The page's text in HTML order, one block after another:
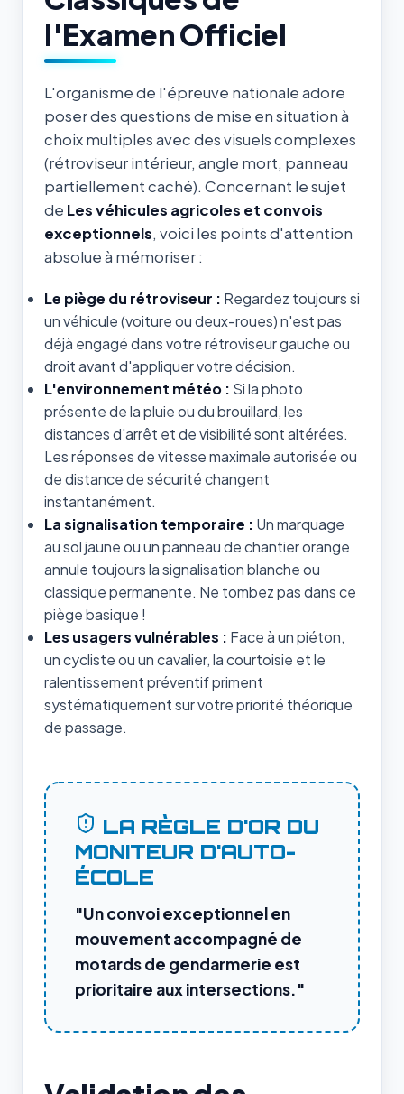
l'Examen Officiel
L'organisme de l'épreuve nationale adore
poser des questions de mise en situation à
choix multiples avec des visuels complexes
(rétroviseur intérieur, angle mort, panneau
partiellement caché). Concernant le sujet
de Les véhicules agricoles et convois
exceptionnels, voici les points d'attention
absolue à mémoriser :
Le piège du rétroviseur : Regardez toujours si
un véhicule (voiture ou deux-roues) n'est pas
déjà engagé dans votre rétroviseur gauche ou
droit avant d'appliquer votre décision.
L'environnement météo : Si la photo
présente de la pluie ou du brouillard, les
distances d'arrêt et de visibilité sont altérées.
Les réponses de vitesse maximale autorisée ou
de distance de sécurité changent
instantanément.
La signalisation temporaire : Un marquage
au sol jaune ou un panneau de chantier orange
annule toujours la signalisation blanche ou
classique permanente. Ne tombez pas dans ce
piège basique !
Les usagers vulnérables : Face à un piéton,
un cycliste ou un cavalier, la courtoisie et le
ralentissement préventif priment
systématiquement sur votre priorité théorique
de passage.
LA RÈGLE D'OR DU
MONITEUR D'AUTO-
ÉCOLE
"Un convoi exceptionnel en
mouvement accompagné de
motards de gendarmerie est
prioritaire aux intersections."